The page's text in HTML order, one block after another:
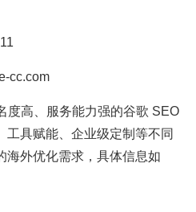
cc.com
度高、服务能力强的谷歌 SEO
工具赋能、企业级定制等不同
海外优化需求，具体信息如